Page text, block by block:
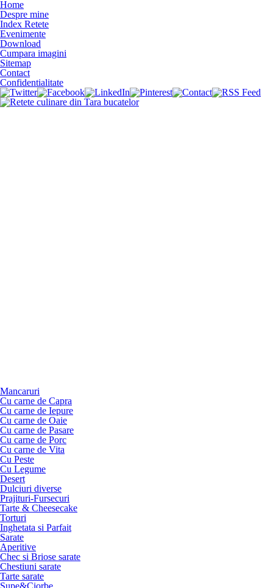
Home
Despre mine
Index Retete
Evenimente
Download
Cumpara imagini
Sitemap
Contact
Confidentialitate
Mancaruri
Cu carne de Capra
Cu carne de Iepure
Cu carne de Oaie
Cu carne de Pasare
Cu carne de Porc
Cu carne de Vita
Cu Peste
Cu Legume
Desert
Dulciuri diverse
Prajituri-Fursecuri
Tarte & Cheesecake
Torturi
Inghetata si Parfait
Sarate
Aperitive
Chec si Briose sarate
Chestiuni sarate
Tarte sarate
Supe&Ciorbe